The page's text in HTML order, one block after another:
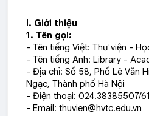
I. Giới thiệu
1. Tên gọi:
- Tên tiếng Việt: Thư viện -
- Tên tiếng Anh: Library -
- Địa chỉ: Số 58, Phố Lê Văn
Ngạc, Thành phố Hà Nội
- Điện thoại: 024.38385507/
- Email: thuvien@hvtc.edu.vn